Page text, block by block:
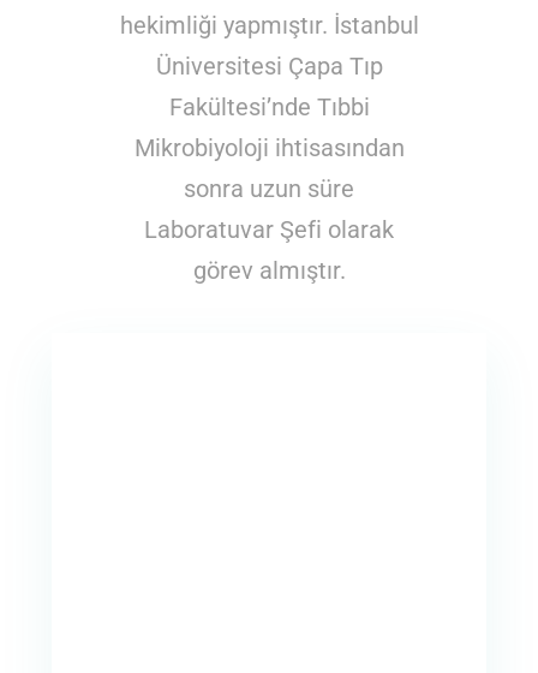
hekimliği yapmıştır. İstanbul
Üniversitesi Çapa Tıp
Fakültesi’nde Tıbbi
Mikrobiyoloji ihtisasından
sonra uzun süre
Laboratuvar Şefi olarak
görev almıştır.